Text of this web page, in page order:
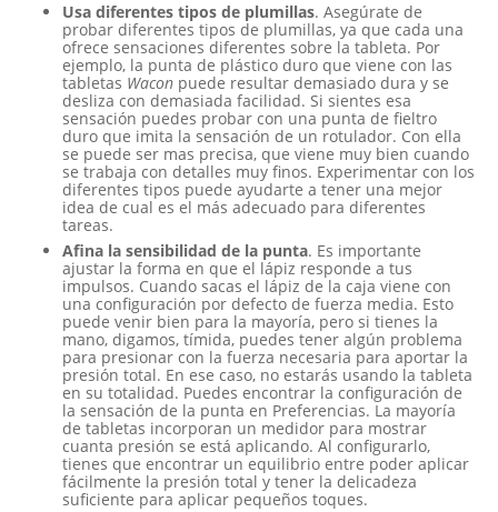
Usa diferentes tipos de plumillas. Asegúrate de
probar diferentes tipos de plumillas, ya que cada una
ofrece sensaciones diferentes sobre la tableta. Por
ejemplo, la punta de plástico duro que viene con las
tabletas Wacon puede resultar demasiado dura y se
desliza con demasiada facilidad. Si sientes esa
sensación puedes probar con una punta de fieltro
duro que imita la sensación de un rotulador. Con ella
se puede ser mas precisa, que viene muy bien cuando
se trabaja con detalles muy finos. Experimentar con los
diferentes tipos puede ayudarte a tener una mejor
idea de cual es el más adecuado para diferentes
tareas.
Afina la sensibilidad de la punta. Es importante
ajustar la forma en que el lápiz responde a tus
impulsos. Cuando sacas el lápiz de la caja viene con
una configuración por defecto de fuerza media. Esto
puede venir bien para la mayoría, pero si tienes la
mano, digamos, tímida, puedes tener algún problema
para presionar con la fuerza necesaria para aportar la
presión total. En ese caso, no estarás usando la tableta
en su totalidad. Puedes encontrar la configuración de
la sensación de la punta en Preferencias. La mayoría
de tabletas incorporan un medidor para mostrar
cuanta presión se está aplicando. Al configurarlo,
tienes que encontrar un equilibrio entre poder aplicar
fácilmente la presión total y tener la delicadeza
suficiente para aplicar pequeños toques.